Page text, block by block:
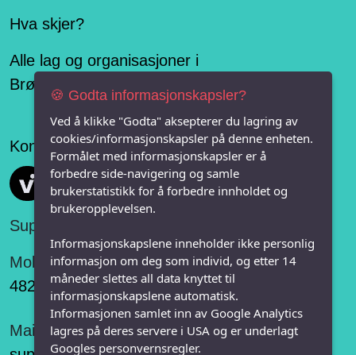
Hva skjer?
Alle lag og organisasjoner i
Brønnøysundregisteret
Konseptet er levert av
Vi FRITID
Support:
Mobil:
482 75 848
Mail:
🍪 Godta informasjonskapsler?
Ved å klikke "Godta" aksepterer du lagring av
cookies/informasjonskapsler på denne enheten.
Formålet med informasjonskapsler er å
forbedre side-navigering og samle
brukerstatistikk for å forbedre innholdet og
brukeropplevelsen.
Informasjonskapslene inneholder ikke personlig
informasjon om deg som individ, og etter 14
måneder slettes all data knyttet til
informasjonskapslene automatisk.
Informasjonen samlet inn av Google Analytics
lagres på deres servere i USA og er underlagt
Googles personvernsregler.